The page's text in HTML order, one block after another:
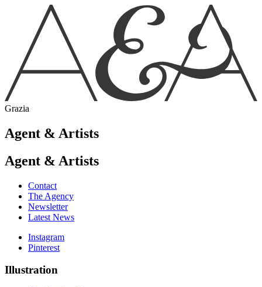
Grazia
Agent & Artists
Agent & Artists
Contact
The Agency
Newsletter
Latest News
Instagram
Pinterest
Illustration